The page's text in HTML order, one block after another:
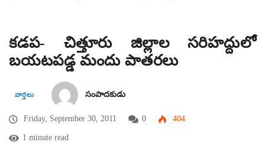
కడప- చిత్తూరు జిల్లాల సరిహద్దులో
బయటపడ్డ మందు పాతరలు
వార్తలు సంపాదకుడు
Friday, September 30, 2011 0 404
1 minute read